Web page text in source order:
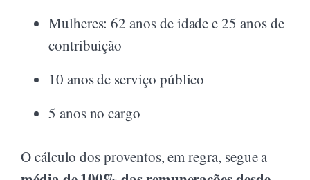
Mulheres: 62 anos de idade e 25 anos de
contribuição
10 anos de serviço público
5 anos no cargo
O cálculo dos proventos, em regra, segue a